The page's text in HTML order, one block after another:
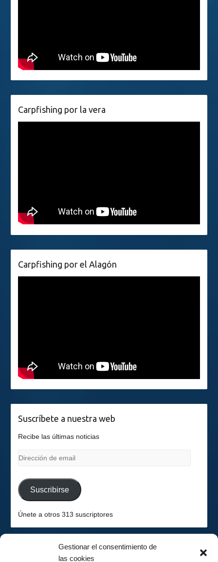
Gestionar el consentimiento de
las cookies
Carpfishing por la vera
Carpfishing por el Alagón
Suscríbete a nuestra web
Recibe las últimas noticias
Dirección
email
Suscribirse
Únete a otros 313 suscriptores